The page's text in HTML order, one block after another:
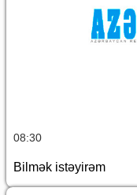
08:30
Bilmək istəyirəm